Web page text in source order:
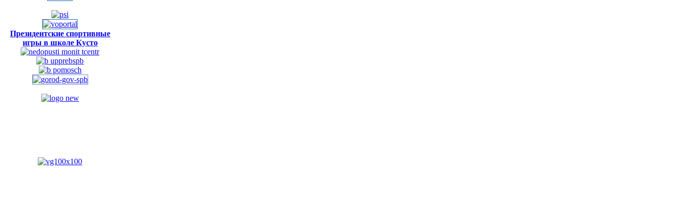
Президентские спортивные
игры в школе Кусто